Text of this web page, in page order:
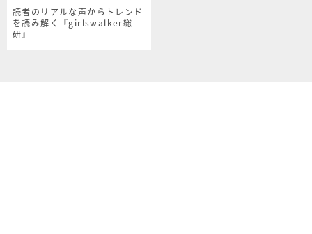
読者のリアルな声からトレンド
を読み解く『girlswalker総
研』